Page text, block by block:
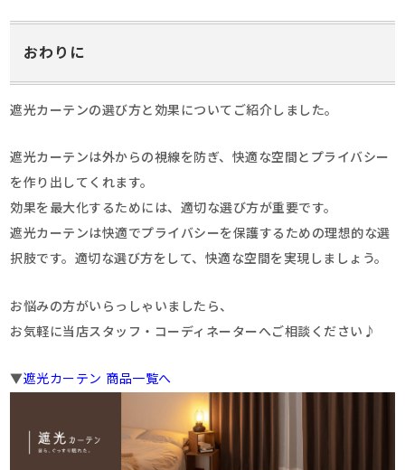
おわりに
遮光カーテンの選び方と効果についてご紹介しました。
遮光カーテンは外からの視線を防ぎ、快適な空間とプライバシー
を作り出してくれます。
効果を最大化するためには、適切な選び方が重要です。
遮光カーテンは快適でプライバシーを保護するための理想的な選
択肢です。適切な選び方をして、快適な空間を実現しましょう。
お悩みの方がいらっしゃいましたら、
お気軽に当店スタッフ・コーディネーターへご相談ください♪
▼遮光カーテン 商品一覧へ